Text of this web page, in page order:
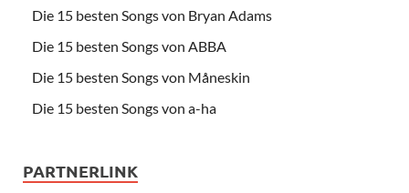
Die 15 besten Songs von Bryan Adams
Die 15 besten Songs von ABBA
Die 15 besten Songs von Måneskin
Die 15 besten Songs von a-ha
PARTNERLINK